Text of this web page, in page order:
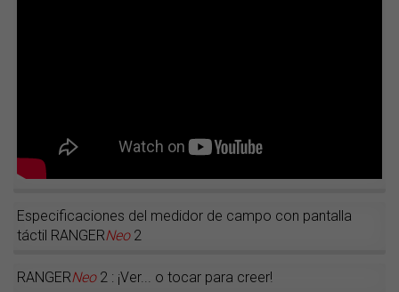
Especificaciones del medidor de campo con pantalla
táctil RANGERNeo2
RANGERNeo2 : ¡Ver... o tocar para creer!